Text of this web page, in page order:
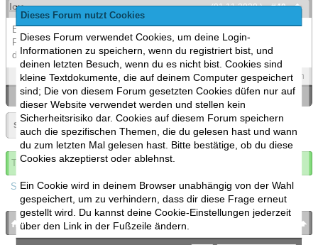
Dieses Forum nutzt Cookies
Dieses Forum verwendet Cookies, um deine Login-
Informationen zu speichern, wenn du registriert bist, und
deinen letzten Besuch, wenn du es nicht bist. Cookies sind
kleine Textdokumente, die auf deinem Computer gespeichert
sind; Die von diesem Forum gesetzten Cookies düfen nur auf
dieser Website verwendet werden und stellen kein
Sicherheitsrisiko dar. Cookies auf diesem Forum speichern
auch die spezifischen Themen, die du gelesen hast und wann
du zum letzten Mal gelesen hast. Bitte bestätige, ob du diese
Cookies akzeptierst oder ablehnst.
Ein Cookie wird in deinem Browser unabhängig von der Wahl
gespeichert, um zu verhindern, dass dir diese Frage erneut
gestellt wird. Du kannst deine Cookie-Einstellungen jederzeit
über den Link in der Fußzeile ändern.
(01.11.2020 )
#40
Icy
Einfach ignorieren. Wer weiß warum man so besessen von einer
Forenaktion sein kann in der man selbst keine Aktien drin hat außer
das man teilnimmt.
Spoilers Zitieren
«Ein Thema zurück|Ein Thema vor»
Seite:
Thema abonnieren
Spoilers
bronies.de